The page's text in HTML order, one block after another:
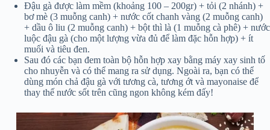
Đậu gà được làm mềm (khoảng 100 – 200gr) + tỏi (2 nhánh) +
bơ mè (3 muỗng canh) + nước cốt chanh vàng (2 muỗng canh)
+ dầu ô liu (2 muỗng canh) + bột thì là (1 muỗng cà phê) + nước
luộc đậu gà (cho một lượng vừa đủ để làm đặc hỗn hợp) + ít
muối và tiêu đen.
Sau đó các bạn đem toàn bộ hỗn hợp xay bằng máy xay sinh tố
cho nhuyễn và có thể mang ra sử dụng. Ngoài ra, bạn có thể
dùng món chả đậu gà với tương cà, tương ớt và mayonaise để
thay thế nước sốt trên cũng ngon không kém đấy!